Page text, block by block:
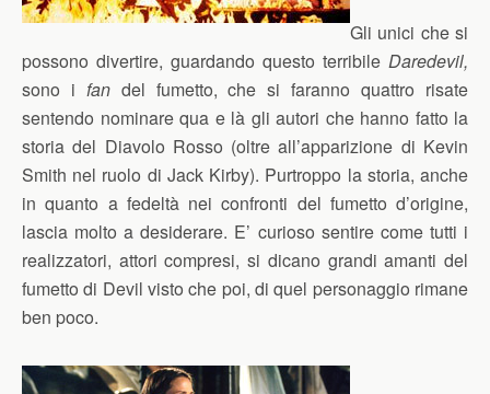
Gli unici che si
possono divertire, guardando questo terribile Daredevil,
sono i fandel fumetto, che si faranno quattro risate
sentendo nominare qua e là gli autori che hanno fatto la
storia del Diavolo Rosso (oltre all’apparizione di Kevin
Smith nel ruolo di Jack Kirby). Purtroppo la storia, anche
in quanto a fedeltà nei confronti del fumetto d’origine,
lascia molto a desiderare. E’ curioso sentire come tutti i
realizzatori, attori compresi, si dicano grandi amanti del
fumetto di Devil visto che poi, di quel personaggio rimane
ben poco.